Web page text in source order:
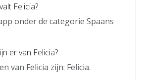
Felicia?
onder de categorie Spaans
er van Felicia?
van Felicia zijn: Felicia.